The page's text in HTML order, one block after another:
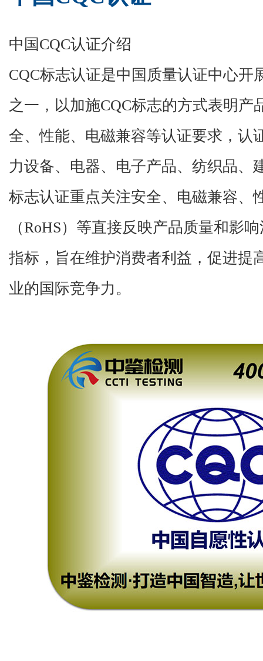
中国CQC认证介绍
CQC标志认证是中国质量认证中心开
之一，以加施CQC标志的方式表明产
全、性能、电磁兼容等认证要求，认
力设备、电器、电子产品、纺织品、
标志认证重点关注安全、电磁兼容、
（RoHS）等直接反映产品质量和影
指标，旨在维护消费者利益，促进提
业的国际竞争力。